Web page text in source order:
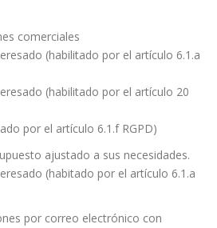
comerciales
(habilitado por el artículo 6.1.a
(habilitado por el artículo 20
por el artículo 6.1.f RGPD)
ajustado a sus necesidades.
(habitado por el artículo 6.1.a
por correo electrónico con